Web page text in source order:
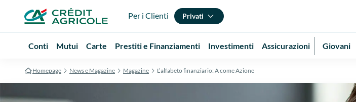
Per i Clienti Privati
Conti Mutui Carte Prestiti e Finanziamenti Investimenti Assicurazioni Giovani
Homepage News e Magazine Magazine L’alfabeto finanziario: A come Azione